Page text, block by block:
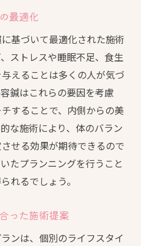
最適化
基づいて最適化された施術
ストレスや睡眠不足、食生
えることは多くの人が気づ
鍼はこれらの要因を考慮
することで、内側からの美
な施術により、体のバラン
せる効果が期待できるので
たプランニングを行うこと
れるでしょう。
った施術提案
ンは、個別のライフスタイ